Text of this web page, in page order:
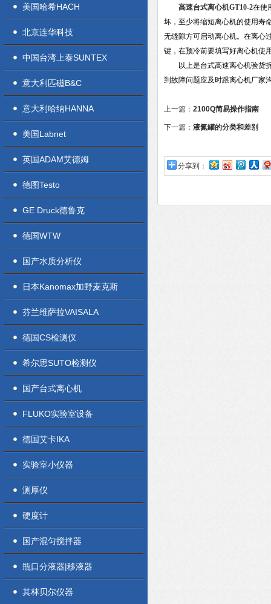
美国哈希HACH
北京连华科技
中国台湾上泰SUNTEX
意大利匹磁B&C
意大利哈纳HANNA
美国Labnet
英国ADAM艾德姆
德图Testo
GE Druck德鲁克
德国WTW
国产水质分析仪
日本Kanomax加野麦克斯
芬兰维萨拉VAISALA
德国CS检测仪
希尔思SUTO检测仪
国产台式离心机
FLUKO实验室设备
德国艾卡IKA
实验室小仪器
测厚仪
硬度计
国产混匀搅拌器
瓶口分液器|移液器
其林贝尔仪器
高速台式离心机GT10-2在使
坏，至少将缩短离心机的使用寿
无缝隙方可启动离心机。在离心
键，在预冷前要填写好离心机使
以上是台式高速离心机验货
到故障问题应及时跟离心机厂家
上一篇： 2100Q简易操作指南
下一篇： 液氮罐的分类和差别
分享到：